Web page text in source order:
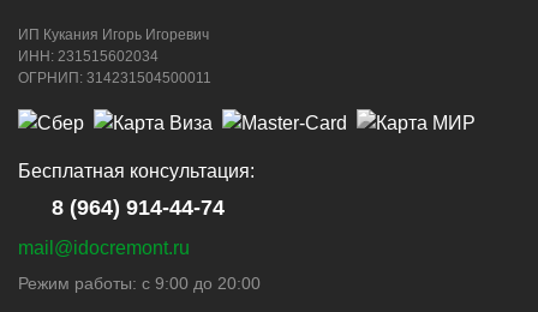
г. Новороссийск, ул. Котанова, 4
8 (964) 914-44-74
8 (964) 914-44-74
ИП Кукания Игорь Игоревич
ИНН: 231515602034
ОГРНИП: 314231504500011
Бесплатная консультация:
8 (964) 914-44-74
mail@idocremont.ru
Режим работы: с 9:00 до 20:00